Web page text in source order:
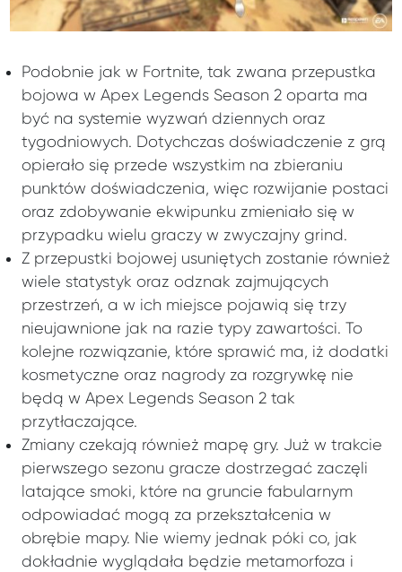
Podobnie jak w Fortnite, tak zwana przepustka
bojowa w Apex Legends Season 2 oparta ma
być na systemie wyzwań dziennych oraz
tygodniowych. Dotychczas doświadczenie z grą
opierało się przede wszystkim na zbieraniu
punktów doświadczenia, więc rozwijanie postaci
oraz zdobywanie ekwipunku zmieniało się w
przypadku wielu graczy w zwyczajny grind.
Z przepustki bojowej usuniętych zostanie również
wiele statystyk oraz odznak zajmujących
przestrzeń, a w ich miejsce pojawią się trzy
nieujawnione jak na razie typy zawartości. To
kolejne rozwiązanie, które sprawić ma, iż dodatki
kosmetyczne oraz nagrody za rozgrywkę nie
będą w Apex Legends Season 2 tak
przytłaczające.
Zmiany czekają również mapę gry. Już w trakcie
pierwszego sezonu gracze dostrzegać zaczęli
latające smoki, które na gruncie fabularnym
odpowiadać mogą za przekształcenia w
obrębie mapy. Nie wiemy jednak póki co, jak
dokładnie wyglądała będzie metamorfoza i